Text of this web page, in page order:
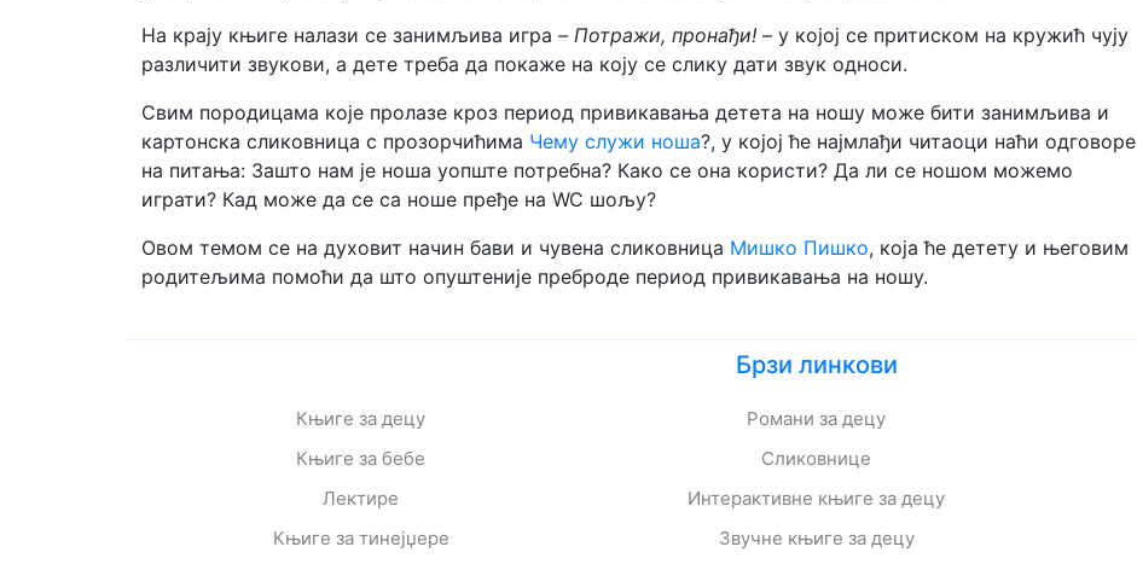
На крају књиге налази се занимљива игра – Потражи, пронађи! – у којој се притиском на кружић чују
различити звукови, а дете треба да покаже на коју се слику дати звук односи.
Свим породицама које пролазе кроз период привикавања детета на ношу може бити занимљива и
картонска сликовница с прозорчићима Чему служи ноша?, у којој ће најмлађи читаоци наћи одговоре
на питања: Зашто нам је ноша уопште потребна? Како се она користи? Да ли се ношом можемо
играти? Кад може да се са ноше пређе на WC шољу?
Овом темом се на духовит начин бави и чувена сликовница Мишко Пишко, која ће детету и његовим
родитељима помоћи да што опуштеније преброде период привикавања на ношу.
Брзи линкови
Књиге за децу
Књиге за бебе
Лектире
Књиге за тинејџере
Романи за децу
Сликовнице
Интерактивне књиге за децу
Звучне књиге за децу